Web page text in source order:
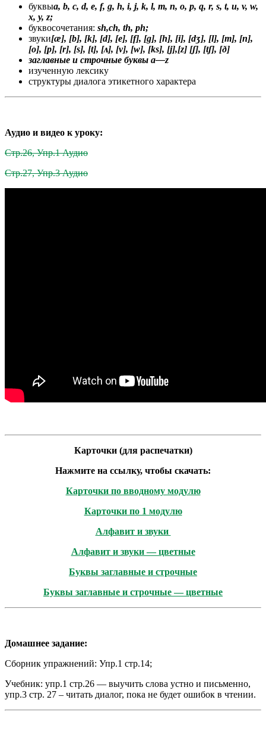
буквыa, b, c, d, e, f, g, h, i, j, k, l, m, n, o, p, q, r, s, t, u, v, w,
x, y, z;
буквосочетания: sh,ch, th, ph;
звуки[æ], [b], [k], [d], [e], [f], [g], [h], [i], [dʒ], [l], [m], [n],
[o], [p], [r], [s], [t], [ᴧ], [v], [w], [ks], [j],[z] [ʃ], [tʃ], [ð]
заглавные и строчные буквы a—z
изученную лексику
cтруктуры диалога этикетного характера
Аудио и видео к уроку:
Стр.26, Упр.1 Аудио
Стр.27, Упр.3 Аудио
Карточки (для распечатки)
Нажмите на ссылку, чтобы скачать:
Карточки по вводному модулю
Карточки по 1 модулю
Алфавит и звуки
Алфавит и звуки — цветные
Буквы заглавные и строчные
Буквы заглавные и строчные — цветные
Домашнее задание:
Сборник упражнений: Упр.1 стр.14;
Учебник: упр.1 стр.26 — выучить слова устно и письменно,
упр.3 стр. 27 – читать диалог, пока не будет ошибок в чтении.